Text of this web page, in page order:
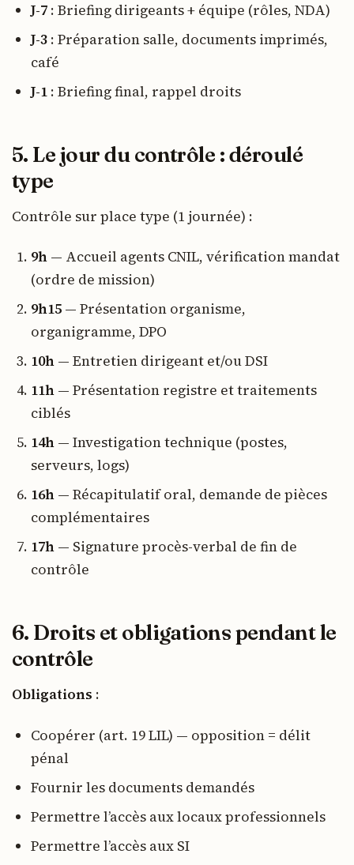
J-7 : Briefing dirigeants + équipe (rôles, NDA)
J-3 : Préparation salle, documents imprimés,
café
J-1 : Briefing final, rappel droits
5. Le jour du contrôle : déroulé
type
Contrôle sur place type (1 journée) :
9h — Accueil agents CNIL, vérification mandat
(ordre de mission)
9h15 — Présentation organisme,
organigramme, DPO
10h — Entretien dirigeant et/ou DSI
11h — Présentation registre et traitements
ciblés
14h — Investigation technique (postes,
serveurs, logs)
16h — Récapitulatif oral, demande de pièces
complémentaires
17h — Signature procès-verbal de fin de
contrôle
6. Droits et obligations pendant le
contrôle
Obligations :
Coopérer (art. 19 LIL) — opposition = délit
pénal
Fournir les documents demandés
Permettre l’accès aux locaux professionnels
Permettre l’accès aux SI